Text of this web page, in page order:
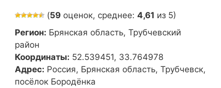
(59 оценок, среднее: 4,61 из 5)
Регион: Брянская область, Трубчевский
район
Координаты: 52.539451, 33.764978
Адрес: Россия, Брянская область, Трубчевск,
посёлок Бородёнка